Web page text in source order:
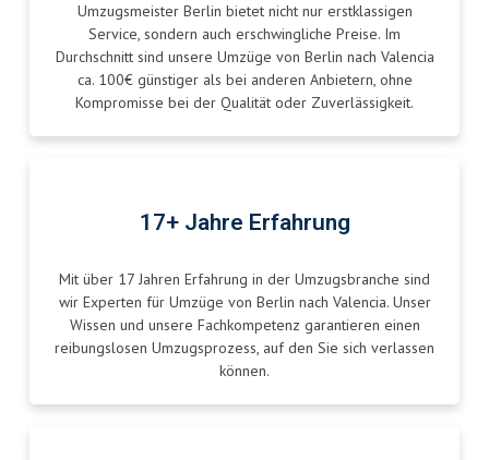
Umzugsmeister Berlin bietet nicht nur erstklassigen
Service, sondern auch erschwingliche Preise. Im
Durchschnitt sind unsere Umzüge von Berlin nach Valencia
ca. 100€ günstiger als bei anderen Anbietern, ohne
Kompromisse bei der Qualität oder Zuverlässigkeit.
17+ Jahre Erfahrung
Mit über 17 Jahren Erfahrung in der Umzugsbranche sind
wir Experten für Umzüge von Berlin nach Valencia. Unser
Wissen und unsere Fachkompetenz garantieren einen
reibungslosen Umzugsprozess, auf den Sie sich verlassen
können.